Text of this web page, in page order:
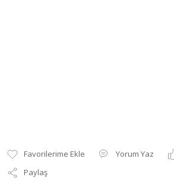
Yorum Yaz
Paylaş